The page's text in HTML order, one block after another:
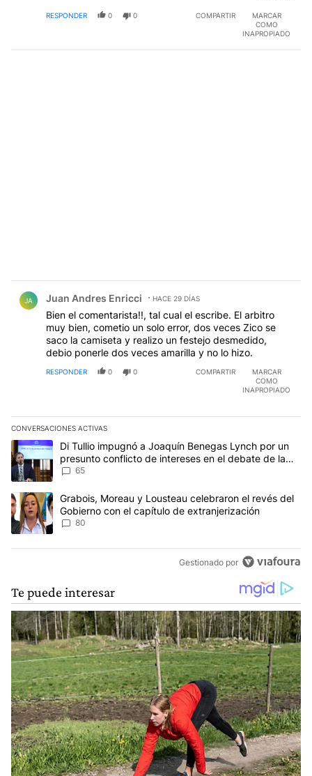
VAAAAAMMOOOOSSS
RESPONDER 0 0 COMPARTIR
MARCAR
COMO
INAPROPIADO
JA Juan Andres Enricci HACE 29 DÍAS
Bien el comentarista!!, tal cual el escribe. El arbitro
muy bien, cometio un solo error, dos veces Zico se
saco la camiseta y realizo un festejo desmedido,
debio ponerle dos veces amarilla y no lo hizo.
RESPONDER 0 0 COMPARTIR
MARCAR
COMO
INAPROPIADO
CONVERSACIONES ACTIVAS
Este listado muestra los artículos con más comentarios en los
Un artículo de tendencia con el título "Di Tullio impugnó a
Di Tullio impugnó a Joaquín Benegas Lynch por un
presunto conflicto de intereses en el debate de la
Ley de Tierras
65
Un artículo de tendencia con el título "Grabois, Moreau y
Grabois, Moreau y Lousteau celebraron el revés del
Gobierno con el capítulo de extranjerización
80
Gestionado por